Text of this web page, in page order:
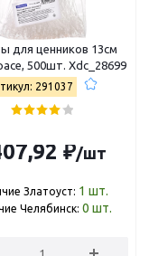
для ценников 13см
500шт. Xdc_28699
291037
₽/шт
Златоуст: 1 шт.
Челябинск: 0 шт.